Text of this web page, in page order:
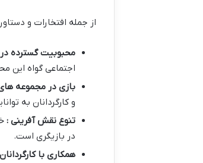
از جمله افتخارات و
محبوبیت گسترده
اجتماعی گواه این
بازی در مجموعه های
و کارگردانان به
تنوع نقش آفرینی :
در بازیگری است.
همکاری با